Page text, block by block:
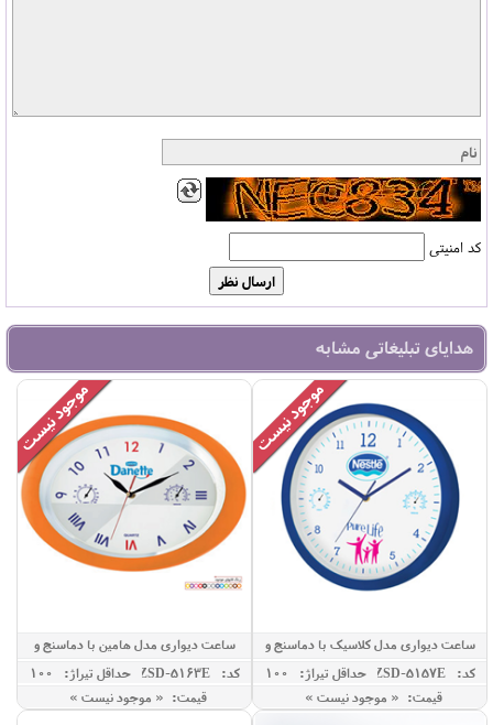
کد امنیتی
هدایای تبلیغاتی مشابه
ساعت دیواری مدل کلاسیک با دماسنج و
رطوبت سنج
کد: ZSD-5157E
حداقل تيراژ: 100
قیمت: « موجود نیست »
ساعت دیواری مدل هامین با دماسنج و
رطوبت سنج
کد: ZSD-5163E
حداقل تيراژ: 100
قیمت: « موجود نیست »